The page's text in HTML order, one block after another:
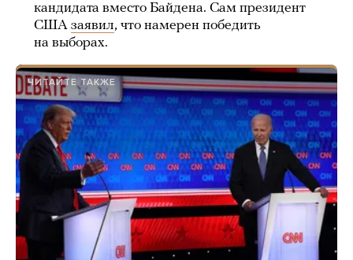
кандидата вместо Байдена. Сам президент
США заявил, что намерен победить
на выборах.
ЧИТАЙТЕ ТАКЖЕ